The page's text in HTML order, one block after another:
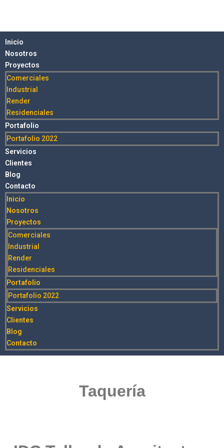
Inicio
Nosotros
Proyectos
Comerciales
Industrial
Render
Residenciales
Portafolio
Portafolio 2022
Servicios
Clientes
Blog
Contacto
Inicio
Nosotros
Proyectos
Comerciales
Industrial
Render
Residenciales
Portafolio
Portafolio 2022
Servicios
Clientes
Blog
Contacto
Taquería